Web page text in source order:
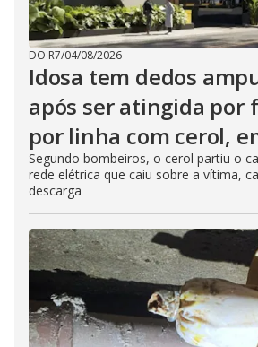
DO R7/04/08/2026
Idosa tem dedos
após ser atingida por
por linha com cerol,
Segundo bombeiros, o cerol partiu o
rede elétrica que caiu sobre a vítima,
descarga